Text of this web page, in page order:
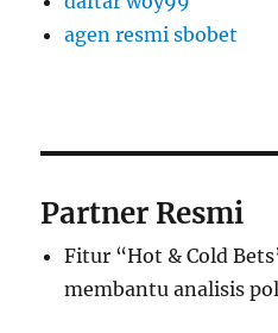
agen resmi sbobet
Partner Resmi
Fitur “Hot & Cold
membantu analisis